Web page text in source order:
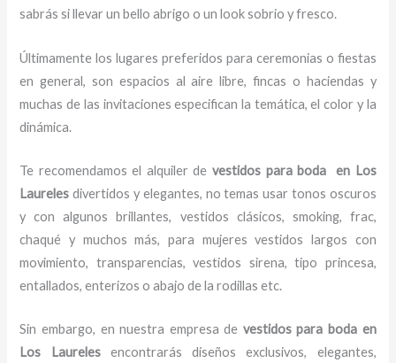
sabrás si llevar un bello abrigo o un look sobrio y fresco.
Últimamente los lugares preferidos para ceremonias o fiestas
en general, son espacios al aire libre, fincas o haciendas y
muchas de las invitaciones especifican la temática, el color y la
dinámica.
Te recomendamos el alquiler de vestidos para boda en Los
Laurelesdivertidos y elegantes, no temas usar tonos oscuros
y con algunos brillantes, vestidos clásicos, smoking, frac,
chaqué y muchos más, para mujeres vestidos largos con
movimiento, transparencias, vestidos sirena, tipo princesa,
entallados, enterizos o abajo de la rodillas etc.
Sin embargo, en nuestra empresa de vestidos para boda en
Los Laureles encontrarás diseños exclusivos, elegantes,